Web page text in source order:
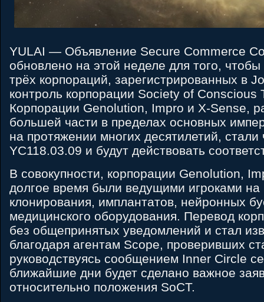
YULAI — Объявление Secure Commerce
обновлено на этой неделе для того, чтобы
трёх корпораций, зарегистрированных в
контроль корпорации Society of Conscious
Корпорации Genolution, Impro и X-Sense,
большей части в пределах основных
на протяжении многих десятилетий,
YC118.03.09 и будут действовать
В совокупности, корпорации Genolution,
долгое время были ведущими игроками на
клонирования, имплантатов, нейронных
медицинского оборудования. Перевод
без общепринятых уведомлений и стал
благодаря агентам Scope, проверивших
руководствуясь сообщением Inner Circle
ближайшие дни будет сделано важное
относительно положения SoCT.